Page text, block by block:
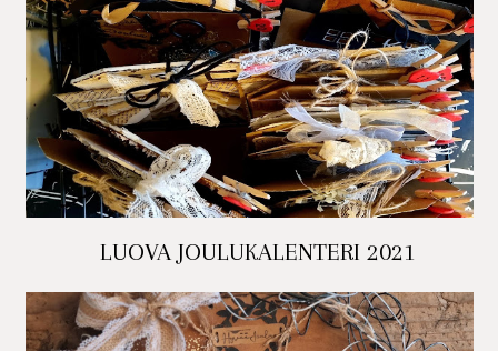
LUOVA JOULUKALENTERI 2021